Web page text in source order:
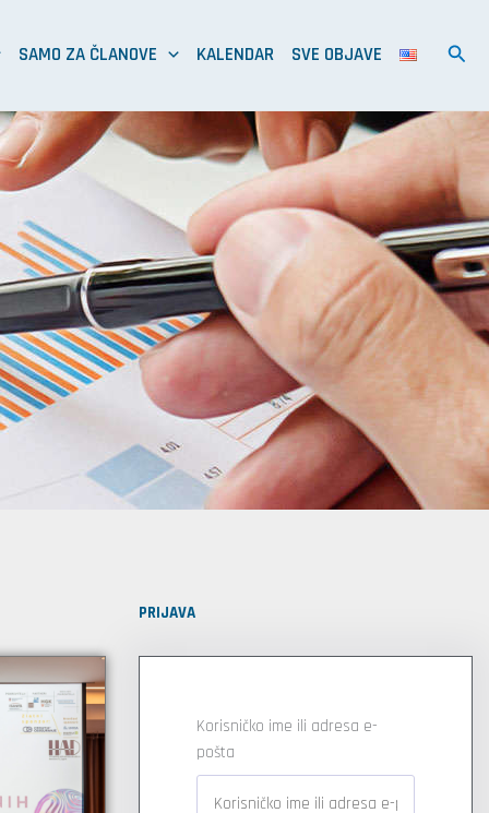
SAMO ZA ČLANOVE KALENDAR SVE OBJAVE
PRIJAVA
Korisničko ime ili adresa e-
pošta